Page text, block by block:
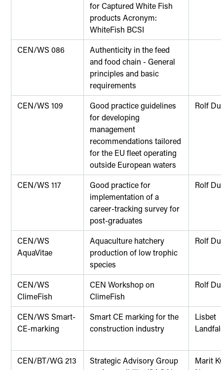
for Captured White Fish
products Acronym:
WhiteFish BCSI
CEN/WS 086
Authenticity in the feed
and food chain - General
principles and basic
requirements
CEN/WS 109
Good practice guidelines
for developing
management
recommendations tailored
for the EU fleet operating
outside European waters
Rolf
CEN/WS 117
Good practice for
implementation of a
career-tracking survey for
post-graduates
Rolf
CEN/WS
AquaVitae
Aquaculture hatchery
production of low trophic
species
Rolf
CEN/WS
ClimeFish
CEN Workshop on
ClimeFish
Rolf
CEN/WS Smart-
CE-marking
Smart CE marking for the
construction industry
Lisbet
CEN/BT/WG 213
Strategic Advisory Group
Marit